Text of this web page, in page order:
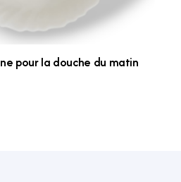
pour la douche du matin